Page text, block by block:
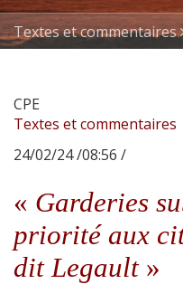
Textes et commentaires
CPE
Textes et commentaires
24/02/24 /08:56 /
« Garderies
priorité aux
dit Legault »